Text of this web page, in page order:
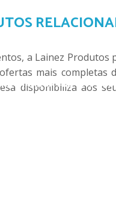
10W -
EXPANSIVO
a Lainez Produtos
mais completas
disponibiliza aos